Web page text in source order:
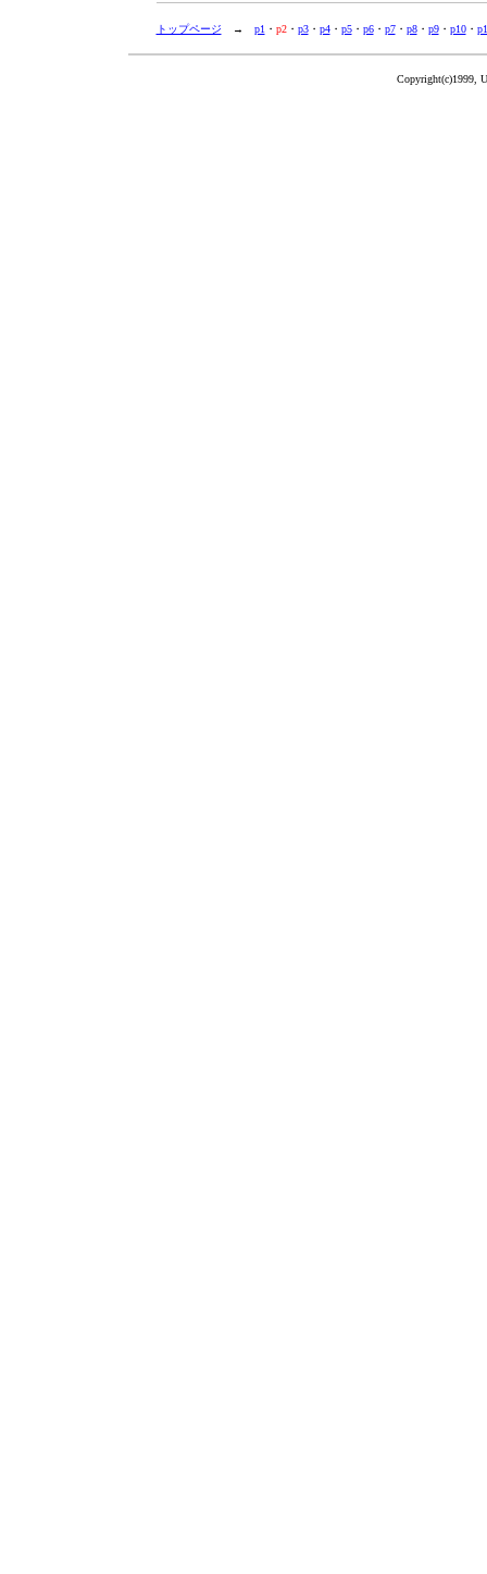
トップページ → p1 ・ p2・ p3・ p4・ p5・ p6・ p7・ p8・ p9・ p10・
Copyright(c)1999,